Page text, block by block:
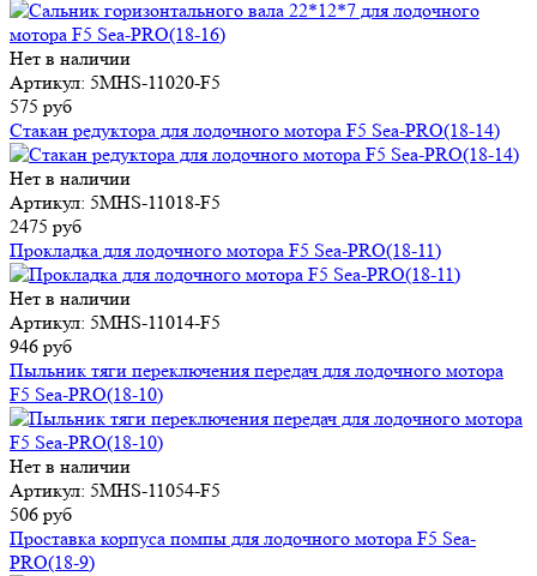
Нет в наличии
Артикул: 5MHS-11020-F5
575 руб
Стакан редуктора для лодочного мотора F5 Sea-PRO(18-14)
Нет в наличии
Артикул: 5MHS-11018-F5
2475 руб
Прокладка для лодочного мотора F5 Sea-PRO(18-11)
Нет в наличии
Артикул: 5MHS-11014-F5
946 руб
Пыльник тяги переключения передач для лодочного мотора
F5 Sea-PRO(18-10)
Нет в наличии
Артикул: 5MHS-11054-F5
506 руб
Проставка корпуса помпы для лодочного мотора F5 Sea-
PRO(18-9)